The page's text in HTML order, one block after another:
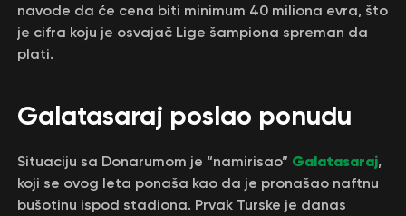
navode da će cena biti minimum 40 miliona evra, što
je cifra koju je osvajač Lige šampiona spreman da
plati.
Galatasaraj poslao ponudu
Situaciju sa Donarumom je “namirisao” Galatasaraj,
koji se ovog leta ponaša kao da je pronašao naftnu
bušotinu ispod stadiona. Prvak Turske je danas